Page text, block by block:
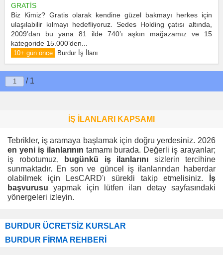
GRATİS
Biz Kimiz? Gratis olarak kendine güzel bakmayı herkes için
ulaşılabilir kılmayı hedefliyoruz. Sedes Holding çatısı altında,
2009’dan bu yana 81 ilde 740’ı aşkın mağazamız ve 15
kategoride 15.000’den...
10+ gün önce Burdur İş İlanı
/ 1
İŞ İLANLARI KAPSAMI
Tebrikler, iş aramaya başlamak için doğru yerdesiniz. 2026
en yeni iş ilanlarının tamamı burada. Değerli iş arayanlar;
iş robotumuz,
bugünkü iş ilanlarını sizlerin tercihine
sunmaktadır. En son ve güncel iş ilanlarından haberdar
olabilmek için LesCARD'ı sürekli takip etmelisiniz.
İş
başvurusu yapmak için lütfen ilan detay sayfasındaki
yönergeleri izleyin.
BURDUR ÜCRETSİZ KURSLAR
BURDUR FİRMA REHBERİ